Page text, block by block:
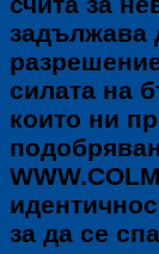
задължава
силата на
които ни
за да се